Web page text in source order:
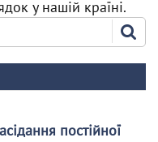
у нашій країні.
постійної